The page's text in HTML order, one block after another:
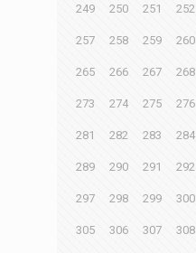
249 250 251 252
257 258 259 260
265 266 267 268
273 274 275 276
281 282 283 284
289 290 291 292
297 298 299 300
305 306 307 308